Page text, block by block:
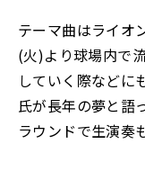
テーマ曲はライオ
(火)より球場内で
していく際などに
氏が長年の夢と語
ラウンドで生演奏